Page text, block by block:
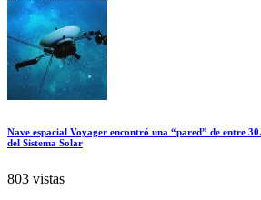
Nave espacial Voyager encontró una “pared” de entre
del Sistema Solar
803 vistas